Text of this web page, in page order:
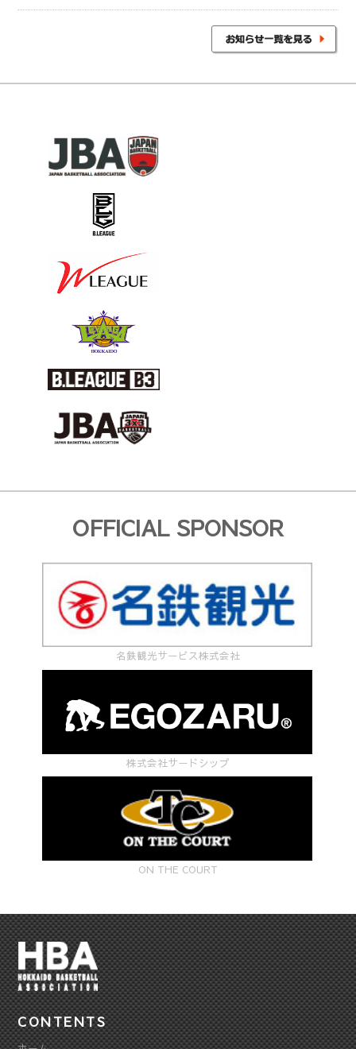
OFFICIAL SPONSOR
名鉄観光サービス株式会社
株式会社サードシップ
ON THE COURT
CONTENTS